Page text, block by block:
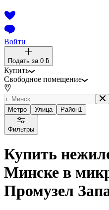
Войти
Подать за 0 ƃ
Купить
Свободное помещение
Метро Улица Район1
Фильтры
Купить
Минске в
Промузел